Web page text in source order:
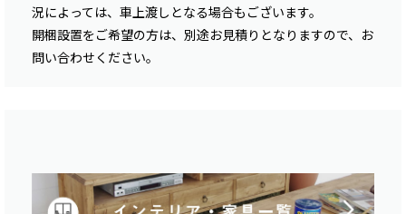
況によっては、車上渡しとなる場合もございます。
開梱設置をご希望の方は、別途お見積りとなりますので、お
問い合わせください。